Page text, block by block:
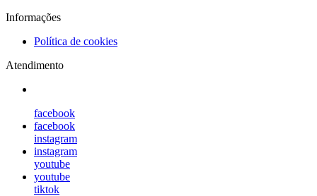
Informações
Política de cookies
Atendimento
facebook
facebook
instagram
instagram
youtube
youtube
tiktok